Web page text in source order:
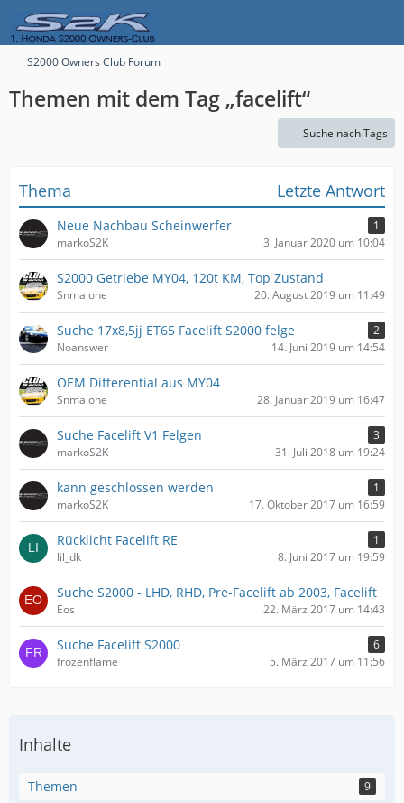
S2000 Owners Club Forum
Themen mit dem Tag „facelift“
Suche nach Tags
Thema Letzte Antwort
Neue Nachbau Scheinwerfer
1
markoS2K
3. Januar 2020 um 10:04
S2000 Getriebe MY04, 120t KM, Top Zustand
Snmalone 20. August 2019 um 11:49
Suche 17x8,5jj ET65 Facelift S2000 felge
2
Noanswer
14. Juni 2019 um 14:54
OEM Differential aus MY04
Snmalone 28. Januar 2019 um 16:47
Suche Facelift V1 Felgen
3
markoS2K
31. Juli 2018 um 19:24
kann geschlossen werden
1
markoS2K
17. Oktober 2017 um 16:59
Rücklicht Facelift RE
1
lil_dk
8. Juni 2017 um 19:59
Suche S2000 - LHD, RHD, Pre-Facelift ab 2003, Facelift
Eos 22. März 2017 um 14:43
Suche Facelift S2000
6
frozenflame
5. März 2017 um 11:56
Inhalte
Themen 9